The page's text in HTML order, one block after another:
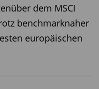
dem MSCI
benchmarknaher
europäischen